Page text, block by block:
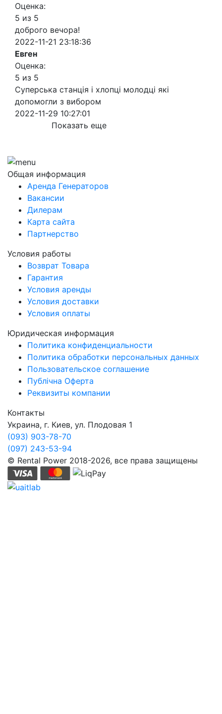
Оценка:
5 из 5
доброго вечора!
2022-11-21 23:18:36
Евген
Оценка:
5 из 5
Суперська станція і хлопці молодці які
допомогли з вибором
2022-11-29 10:27:01
Показать еще
Общая информация
Аренда Генераторов
Вакансии
Дилерам
Карта сайта
Партнерство
Условия работы
Возврат Товара
Гарантия
Условия аренды
Условия доставки
Условия оплаты
Юридическая информация
Политика конфиденциальности
Политика обработки персональных данных
Пользовательское соглашение
Публічна Оферта
Реквизиты компании
Контакты
Украина, г. Киев, ул. Плодовая 1
(093) 903-78-70
(097) 243-53-94
© Rental Power 2018-2026, все права защищены